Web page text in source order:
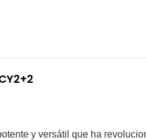
y versátil que ha